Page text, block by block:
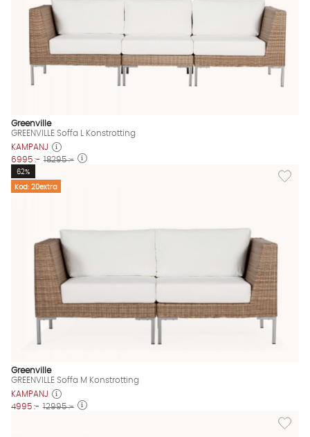
Greenville
GREENVILLE Soffa L Konstrotting
KAMPANJ
6995 :- 18295 :-
Kod: 20extra
Lägg
62%
Greenville
GREENVILLE Soffa M Konstrotting
KAMPANJ
4995 :- 12995 :-
Lägg